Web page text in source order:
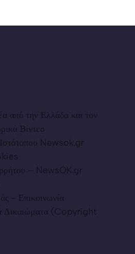
από την Ελλάδα και τον
Βίντεο
Newsok.gr
– NewsOK.gr
- Επικοινωνία
Δικαιώματα (Copyright